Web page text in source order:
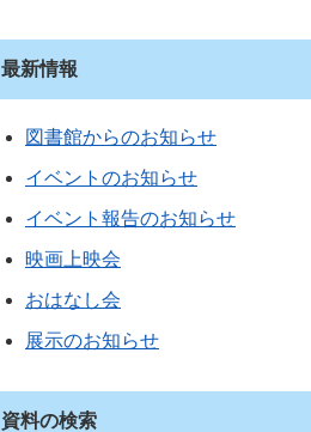
最新情報
図書館からのお知らせ
イベントのお知らせ
イベント報告のお知らせ
映画上映会
おはなし会
展示のお知らせ
資料の検索